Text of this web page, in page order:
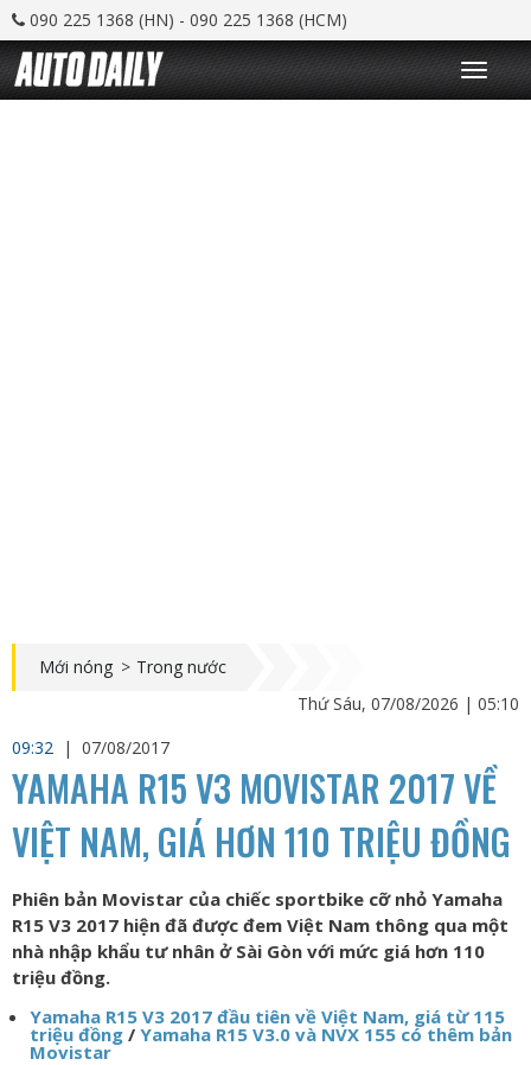
090 225 1368 (HN) - 090 225 1368 (HCM)
T
o
g
Mới nóng > Trong nước
Thứ Sáu, 07/08/2026 | 05:10
09:32 | 07/08/2017
YAMAHA R15 V3 MOVISTAR 2017 VỀ
VIỆT NAM, GIÁ HƠN 110 TRIỆU ĐỒNG
Phiên bản Movistar của chiếc sportbike cỡ nhỏ Yamaha
R15 V3 2017 hiện đã được đem Việt Nam thông qua một
nhà nhập khẩu tư nhân ở Sài Gòn với mức giá hơn 110
triệu đồng.
Yamaha R15 V3 2017 đầu tiên về Việt Nam, giá từ 115
triệu đồng / Yamaha R15 V3.0 và NVX 155 có thêm bản
Movistar